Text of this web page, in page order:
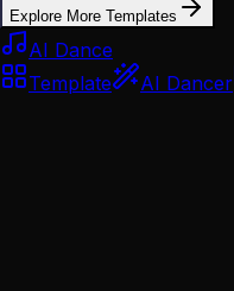
Explore More Templates
AI Dance
Template
AI Dancer